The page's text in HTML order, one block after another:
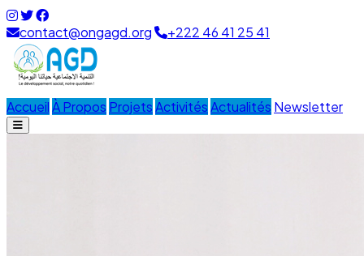
contact@ongagd.org +222 46 41 25 41
AccueilÀ Propos ProjetsActivitésActualités Newsletter